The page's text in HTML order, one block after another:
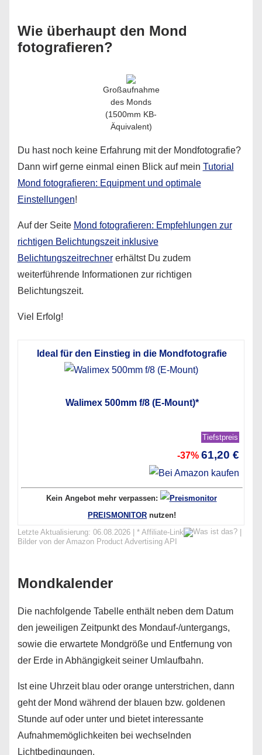
Wie überhaupt den Mond
fotografieren?
Großaufnahme
des Monds
(1500mm KB-
Äquivalent)
Du hast noch keine Erfahrung mit der Mondfotografie?
Dann wirf gerne einmal einen Blick auf mein Tutorial
Mond fotografieren: Equipment und optimale
Einstellungen!
Auf der Seite Mond fotografieren: Empfehlungen zur
richtigen Belichtungszeit inklusive
Belichtungszeitrechnererhältst Du zudem
weiterführende Informationen zur richtigen
Belichtungszeit.
Viel Erfolg!
Ideal für den Einstieg in die Mondfotografie
Walimex 500mm f/8 (E-Mount)*
Tiefstpreis
-37% 61,20 €
Kein Angebot mehr verpassen:
PREISMONITOR nutzen!
Letzte Aktualisierung: 06.08.2026 | * Affiliate-Link
|
Bilder von der Amazon Product Advertising API
Mondkalender
Die nachfolgende Tabelle enthält neben dem Datum
den jeweiligen Zeitpunkt des Mondauf-/untergangs,
sowie die erwartete Mondgröße und Entfernung von
der Erde in Abhängigkeit seiner Umlaufbahn.
Ist eine Uhrzeit blau oder orangeunterstrichen, dann
geht der Mond während der blauen bzw. goldenen
Stunde auf oder unter und bietet interessante
Aufnahmemöglichkeiten bei wechselnden
Lichtbedingungen.